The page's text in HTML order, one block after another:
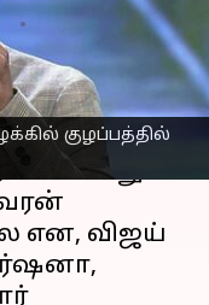
குழப்பத்தில்
வீடு,
உள்ளது.
என, விஜய்